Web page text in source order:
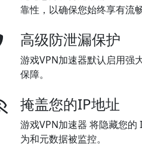
靠性，以确保您始终享有流
高级防泄漏保护
游戏VPN加速器默认启用强
保障。
掩盖您的IP地址
游戏VPN加速器 将隐藏您
为和元数据被监控。